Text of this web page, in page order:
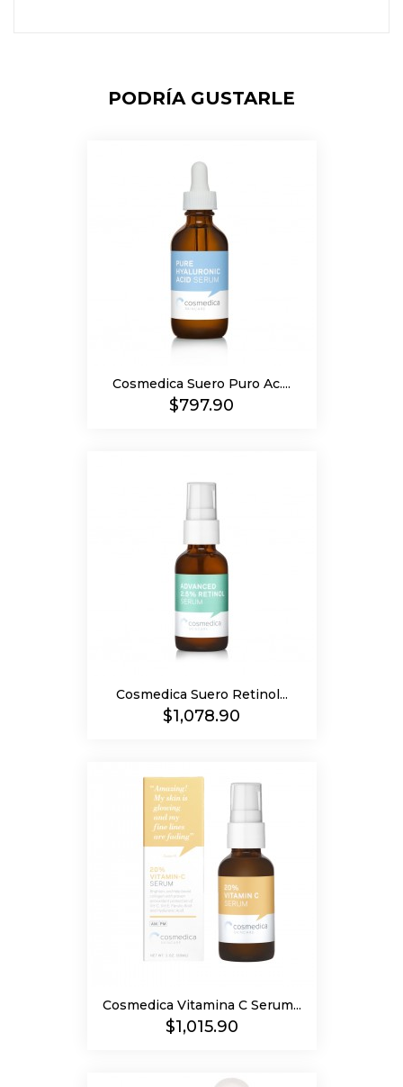
PODRÍA GUSTARLE
Cosmedica Suero Puro Ac....
Precio
$797.90
Cosmedica Suero Retinol...
Precio
$1,078.90
Cosmedica Vitamina C Serum...
Precio
$1,015.90